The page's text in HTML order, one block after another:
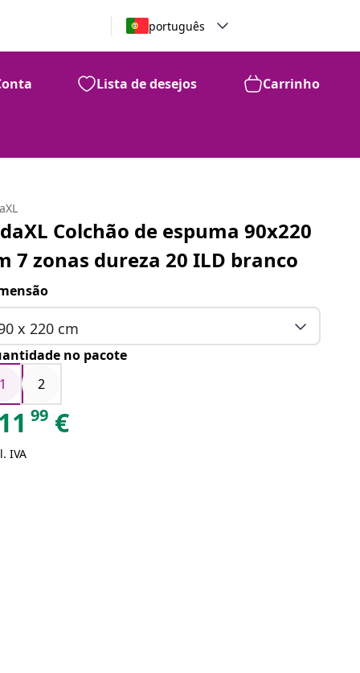
português
Lista de desejos Carrinho
Colchão de espuma 90x220
7 zonas dureza 20 ILD branco
x 220 cm
no pacote
1
2
99 €
IVA